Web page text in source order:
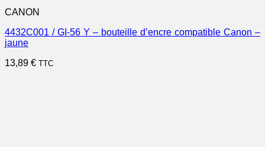
CANON
4432C001 / GI-56 Y – bouteille d’encre compatible Canon –
jaune
13,89 € TTC